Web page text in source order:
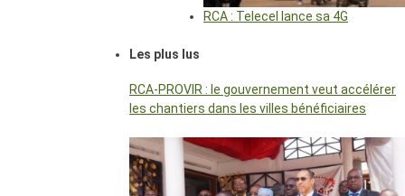
RCA : Telecel lance sa 4G
Les plus lus
RCA-PROVIR : le gouvernement veut accélérer
les chantiers dans les villes bénéficiaires